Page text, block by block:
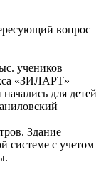
вопрос
учеников
«ЗИЛАРТ»
для детей
Здание
системе с учетом